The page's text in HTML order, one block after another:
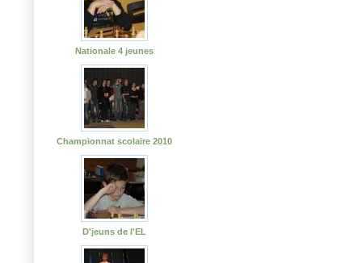
Nationale 4 jeunes
Championnat scolaire 2010
D'jeuns de l'EL